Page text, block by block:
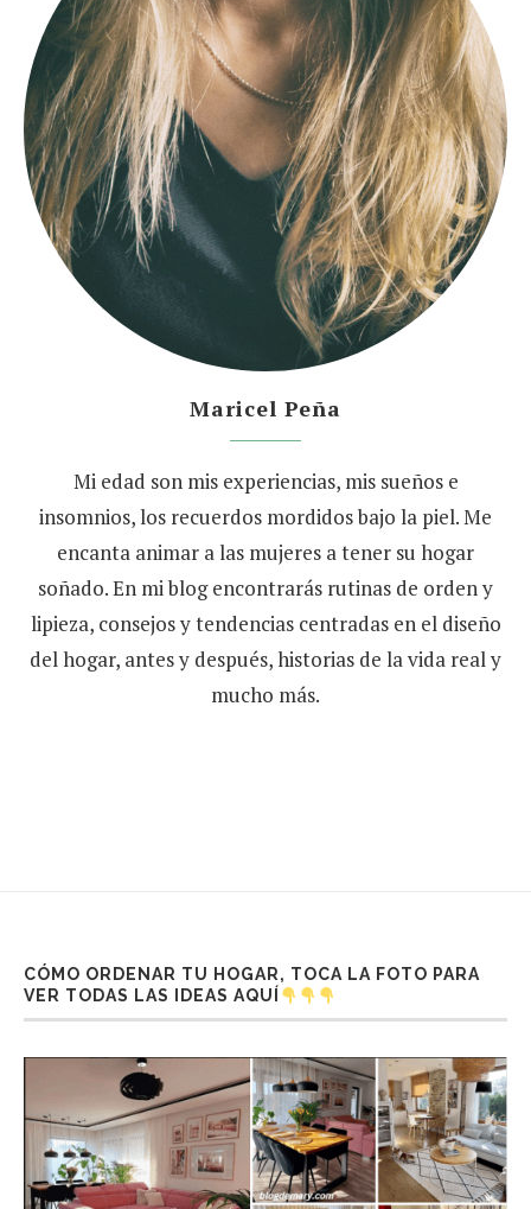
Maricel Peña
Mi edad son mis experiencias, mis sueños e
insomnios, los recuerdos mordidos bajo la piel. Me
encanta animar a las mujeres a tener su hogar
soñado. En mi blog encontrarás rutinas de orden y
lipieza, consejos y tendencias centradas en el diseño
del hogar, antes y después, historias de la vida real y
mucho más.
CÓMO ORDENAR TU HOGAR, TOCA LA FOTO PARA
VER TODAS LAS IDEAS AQUÍ